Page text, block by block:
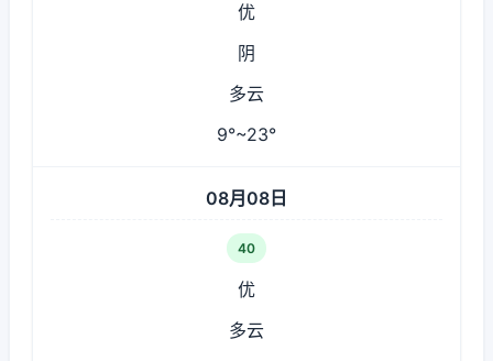
优
阴
多云
9°~23°
08月08日
40
优
多云